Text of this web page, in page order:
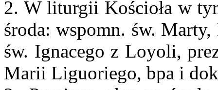
2. W liturgii Kościoła w
środa: wspomn. św.
św. Ignacego z Loyoli,
Marii Liguoriego, bpa i